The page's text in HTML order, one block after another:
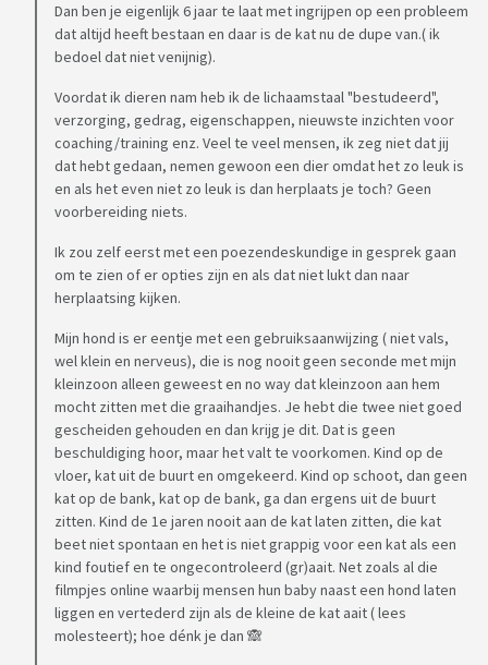
Dan ben je eigenlijk 6 jaar te laat met ingrijpen op een probleem
dat altijd heeft bestaan en daar is de kat nu de dupe van.( ik
bedoel dat niet venijnig).
Voordat ik dieren nam heb ik de lichaamstaal "bestudeerd",
verzorging, gedrag, eigenschappen, nieuwste inzichten voor
coaching/training enz. Veel te veel mensen, ik zeg niet dat jij
dat hebt gedaan, nemen gewoon een dier omdat het zo leuk is
en als het even niet zo leuk is dan herplaats je toch? Geen
voorbereiding niets.
Ik zou zelf eerst met een poezendeskundige in gesprek gaan
om te zien of er opties zijn en als dat niet lukt dan naar
herplaatsing kijken.
Mijn hond is er eentje met een gebruiksaanwijzing ( niet vals,
wel klein en nerveus), die is nog nooit geen seconde met mijn
kleinzoon alleen geweest en no way dat kleinzoon aan hem
mocht zitten met die graaihandjes. Je hebt die twee niet goed
gescheiden gehouden en dan krijg je dit. Dat is geen
beschuldiging hoor, maar het valt te voorkomen. Kind op de
vloer, kat uit de buurt en omgekeerd. Kind op schoot, dan geen
kat op de bank, kat op de bank, ga dan ergens uit de buurt
zitten. Kind de 1e jaren nooit aan de kat laten zitten, die kat
beet niet spontaan en het is niet grappig voor een kat als een
kind foutief en te ongecontroleerd (gr)aait. Net zoals al die
filmpjes online waarbij mensen hun baby naast een hond laten
liggen en vertederd zijn als de kleine de kat aait ( lees
molesteert); hoe dénk je dan 🙈